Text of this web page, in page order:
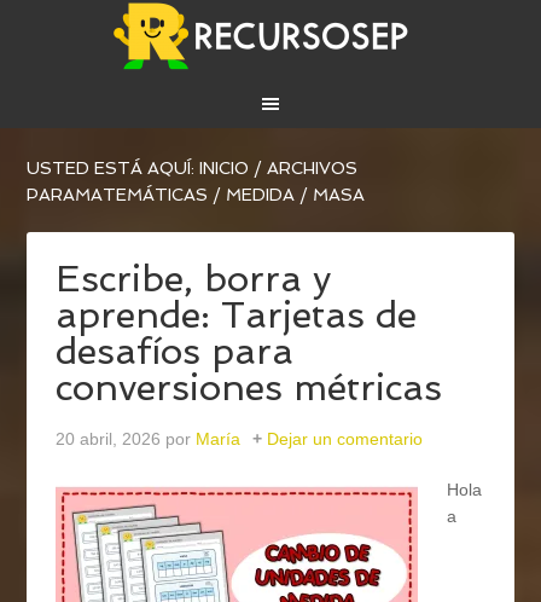
USTED ESTÁ AQUÍ:INICIO / ARCHIVOS
PARAMATEMÁTICAS / MEDIDA / MASA
Escribe, borra y
aprende: Tarjetas de
desafíos para
conversiones métricas
20 abril, 2026 por María Dejar un comentario
Hola
a